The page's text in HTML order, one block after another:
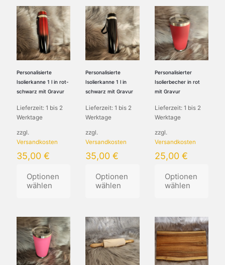
Produkt
weist
mehrere
Varianten
auf.
Die
Optionen
können
auf
der
gewählt
werden
Produkt
weist
mehrere
Varianten
auf.
Die
Optionen
können
auf
der
gewählt
werden
Personalisierte
Isolierkanne 1 l in rot-
schwarz mit Gravur
Lieferzeit: 1 bis 2
Werktage
zzgl.
Versandkosten
35,00 €
Optionen
wählen
Produkt
weist
mehrere
Varianten
auf.
Die
Personalisierte
Isolierkanne 1 l in
schwarz mit Gravur
Lieferzeit:1 bis 2
Werktage
zzgl.
Versandkosten
35,00€
Optionen
wählen
Produkt
weist
mehrere
Varianten
auf.
Die
Personalisierter
Isolierbecher in rot
mit Gravur
Lieferzeit: 1 bis 2
Werktage
zzgl.
Versandkosten
25,00 €
Optionen
wählen
Produkt
weist
mehrere
Varianten
auf.
Die